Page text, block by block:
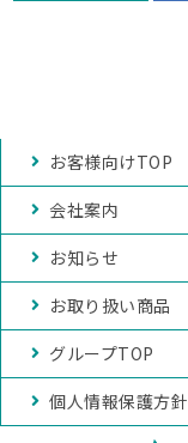
お客様向けTOP
会社案内
お知らせ
お取り扱い商品
グループTOP
個人情報保護方針